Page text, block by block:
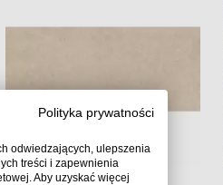
Polityka prywatności
odwiedzających, ulepszenia
treści i zapewnienia
Aby uzyskać więcej